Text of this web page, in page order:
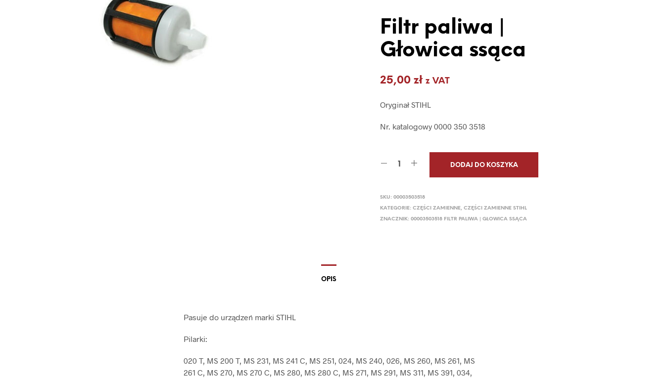
B
R
K
Ó
O
U
.
Filtr paliwa |
Głowica ssąca
25,00zł z VAT
Oryginał STIHL
Nr. katalogowy 0000 350 3518
DODAJ DO KOSZYKA
SKU:00003503518
KATEGORIE:CZĘŚCI ZAMIENNE,CZĘŚCI ZAMIENNE STIHL
ZNACZNIK:00003503518 FILTR PALIWA | GŁOWICA SSĄCA
OPIS
Pasuje do urządzeń marki STIHL
Pilarki:
020 T, MS 200 T, MS 231, MS 241 C, MS 251, 024, MS 240, 026, MS 260, MS 261, MS
261 C, MS 270, MS 270 C, MS 280, MS 280 C, MS 271, MS 291, MS 311, MS 391, 034,